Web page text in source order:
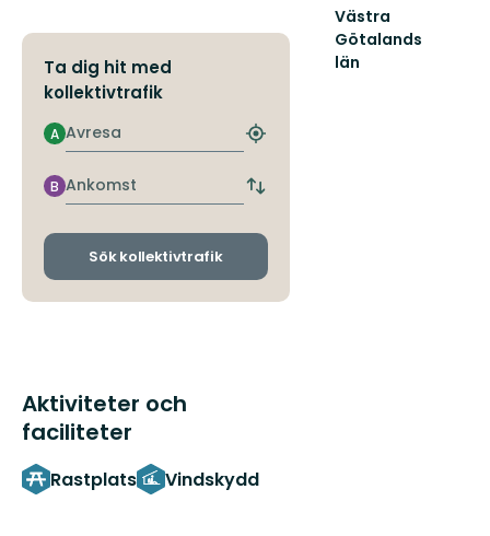
Ta dig hit med
kollektivtrafik
Avresa
A
Hitta
hållplats
Ankomst
B
Byt
och
Sök kollektivtrafik
Aktiviteter och
faciliteter
Rastplats Vindskydd
Västra
Götalands
län